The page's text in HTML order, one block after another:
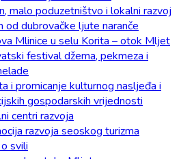
malo poduzetništvo i lokalni razvoj
od dubrovačke ljute naranče
Mlinice u selu Korita – otok Mljet
festival džema, pekmeza i
i promicanje kulturnog nasljeđa i
gospodarskih vrijednosti
centri razvoja
razvoja seoskog turizma
svili